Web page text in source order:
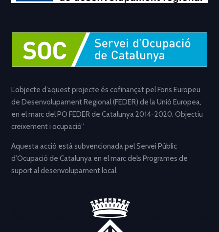
L’objecte d’aquest projecte és cofinançat pel Fons Europeu
de Desenvolupament Regional (FEDER) de la Unió Europea,
en el marc del PO FEDER de Catalunya 2014-2020. Objectiu
creixement i ocupació”
Aquesta acció està subvencionada pel Servei Públic
d’Ocupació de Catalunya en el marc dels Programes de
suport al desenvolupament local.